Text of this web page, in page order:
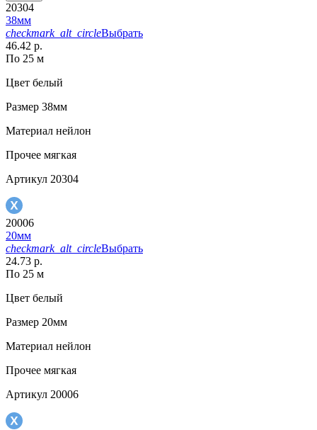
20304
38мм
checkmark_alt_circleВыбрать
46.42 р.
По 25 м
Цвет белый
Размер 38мм
Материал нейлон
Прочее мягкая
Артикул 20304
20006
20мм
checkmark_alt_circleВыбрать
24.73 р.
По 25 м
Цвет белый
Размер 20мм
Материал нейлон
Прочее мягкая
Артикул 20006